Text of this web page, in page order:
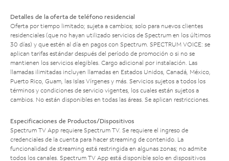
Detalles de la oferta de teléfono residencial
Oferta por tiempo limitado; sujeta a cambios; solo para nuevos clientes
residenciales (que no hayan utilizado servicios de Spectrum en los últimos
30 días) y que estén al día en pagos con Spectrum. SPECTRUM VOICE: se
aplican tarifas estándar después del período de promoción o si no se
mantienen los servicios elegibles. Cargo adicional por instalación. Las
llamadas ilimitadas incluyen llamadas en Estados Unidos, Canadá, México,
Puerto Rico, Guam, las Islas Vírgenes y más. Servicios sujetos a todos los
términos y condiciones de servicio vigentes, los cuales están sujetos a
cambios. No están disponibles en todas las áreas. Se aplican restricciones.
Especificaciones de Productos/Dispositivos
Spectrum TV App requiere Spectrum TV. Se requiere el ingreso de
credenciales de la cuenta para hacer streaming de contenido. La
funcionalidad de streaming está restringida en algunas zonas; no admite
todos los canales. Spectrum TV App está disponible solo en dispositivos